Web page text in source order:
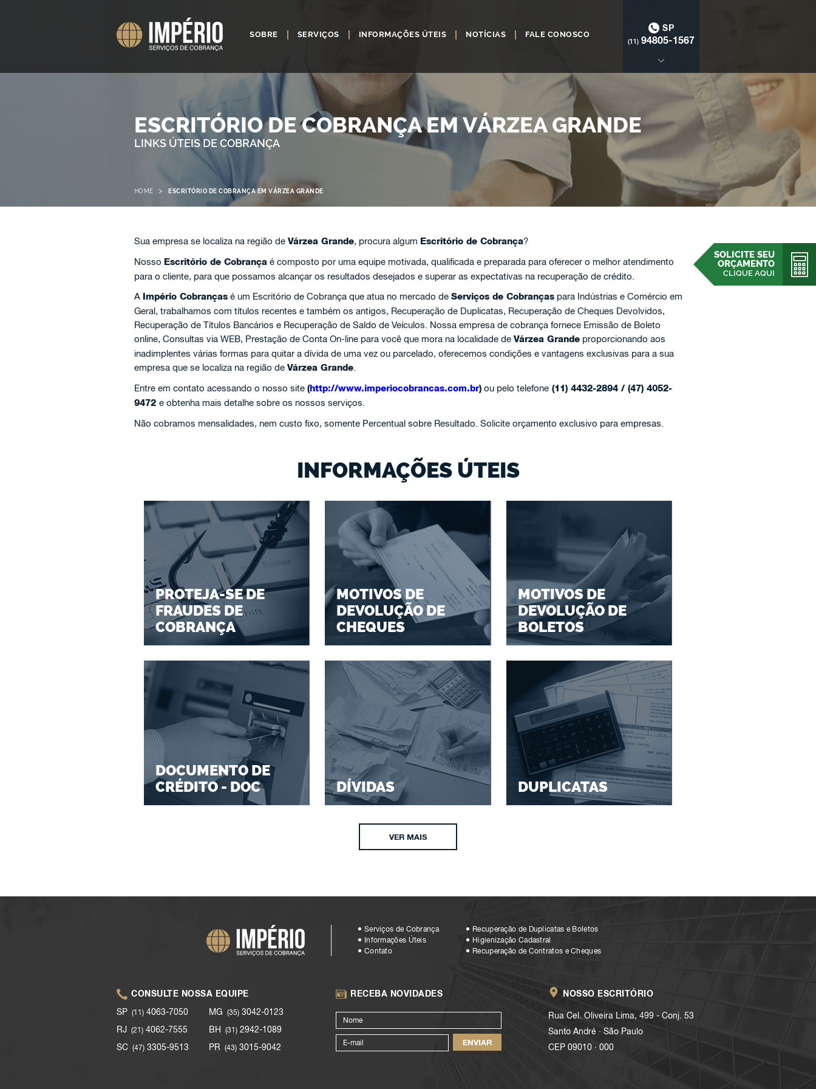
SOBRE SERVIÇOS INFORMAÇÕES ÚTEIS NOTÍCIAS FALE CONOSCO
SP
(11) 94805-1567
SOLICITE SEU
ORÇAMENTO
CLIQUE AQUI
ESCRITÓRIO DE COBRANÇA EM VÁRZEA GRANDE
LINKS ÚTEIS DE COBRANÇA
HOME > ESCRITÓRIO DE COBRANÇA EM VÁRZEA GRANDE
Sua empresa se localiza na região de Várzea Grande, procura algum Escritório de Cobrança?
Nosso Escritório de Cobrança é composto por uma equipe motivada, qualificada e preparada para oferecer o melhor atendimento
para o cliente, para que possamos alcançar os resultados desejados e superar as expectativas na recuperação de crédito.
A Império Cobrançasé um Escritório de Cobrança que atua no mercado de Serviços de Cobrançaspara Indústrias e Comércio em
Geral, trabalhamos com títulos recentes e também os antigos, Recuperação de Duplicatas, Recuperação de Cheques Devolvidos,
Recuperação de Títulos Bancários e Recuperação de Saldo de Veículos. Nossa empresa de cobrança fornece Emissão de Boleto
online, Consultas via WEB, Prestação de Conta On-line para você que mora na localidade de Várzea Grandeproporcionando aos
inadimplentes várias formas para quitar a dívida de uma vez ou parcelado, oferecemos condições e vantagens exclusivas para a sua
empresa que se localiza na região de Várzea Grande.
Entre em contato acessando o nosso site (http://www.imperiocobrancas.com.br)ou pelo telefone(11) 4432-2894 / (47) 4052-
9472 e obtenha mais detalhe sobre os nossos serviços.
Não cobramos mensalidades, nem custo fixo, somente Percentual sobre Resultado. Solicite orçamento exclusivo para empresas.
INFORMAÇÕES ÚTEIS
PROTEJA-SE DE
FRAUDES DE
COBRANÇA
MOTIVOS DE
DEVOLUÇÃO DE
CHEQUES
MOTIVOS DE
DEVOLUÇÃO DE
BOLETOS
DOCUMENTO DE
CRÉDITO - DOC
DÍVIDAS DUPLICATAS
VER MAIS
Serviços de Cobrança
Informações Úteis
Contato
Recuperação de Duplicatas e Boletos
Higienização Cadastral
Recuperação de Contratos e Cheques
CONSULTE NOSSA EQUIPE
SP (11) 4063-7050
RJ (21) 4062-7555
SC (47) 3305-9513
MG (35) 3042-0123
BH (31) 2942-1089
PR (43) 3015-9042
RECEBA NOVIDADES NOSSO ESCRITÓRIO
Rua Cel. Oliveira Lima, 499 - Conj. 53
Santo André . São Paulo
CEP 09010 . 000